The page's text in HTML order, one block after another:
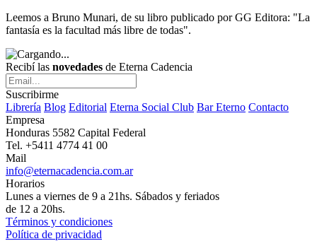
Leemos a Bruno Munari, de su libro publicado por GG Editora: "La
fantasía es la facultad más libre de todas".
Recibí las novedades de Eterna Cadencia
Suscribirme
Librería Blog Editorial Eterna Social Club Bar Eterno Contacto
Empresa
Honduras 5582 Capital Federal
Tel. +5411 4774 41 00
Mail
info@eternacadencia.com.ar
Horarios
Lunes a viernes de 9 a 21hs. Sábados y feriados
de 12 a 20hs.
Términos y condiciones
Política de privacidad